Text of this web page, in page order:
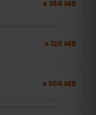
± 250 MB
± 120 MB
± 300 MB